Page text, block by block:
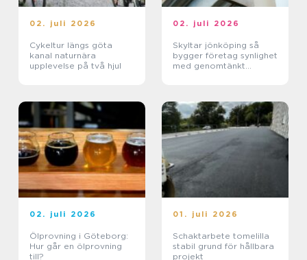
02. juli 2026
Cykeltur längs göta
kanal naturnära
upplevelse på två hjul
02. juli 2026
Skyltar jönköping så
bygger företag synlighet
med genomtänkt
02. juli 2026
Ölprovning i Göteborg:
Hur går en ölprovning
till?
01. juli 2026
Schaktarbete tomelilla
stabil grund för hållbara
projekt